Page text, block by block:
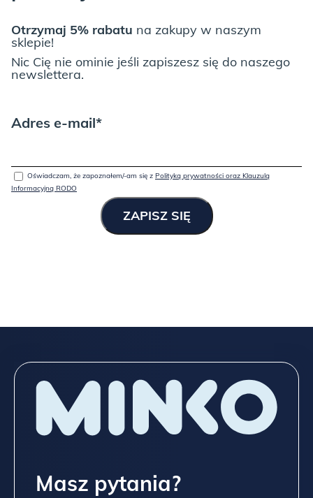
Otrzymaj 5% rabatu na zakupy w naszym
sklepie!
Nic Cię nie ominie jeśli zapiszesz się do naszego
newslettera.
Adres e-mail*
Oświadczam, że zapoznałem/-am się z Polityką prywatności oraz Klauzulą
Informacyjną RODO
Masz pytania?